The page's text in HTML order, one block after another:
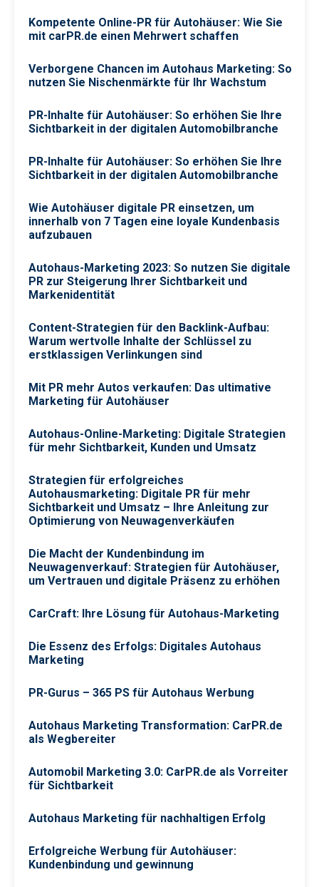
Kompetente Online-PR für Autohäuser: Wie Sie
mit carPR.de einen Mehrwert schaffen
Verborgene Chancen im Autohaus Marketing: So
nutzen Sie Nischenmärkte für Ihr Wachstum
PR-Inhalte für Autohäuser: So erhöhen Sie Ihre
Sichtbarkeit in der digitalen Automobilbranche
PR-Inhalte für Autohäuser: So erhöhen Sie Ihre
Sichtbarkeit in der digitalen Automobilbranche
Wie Autohäuser digitale PR einsetzen, um
innerhalb von 7 Tagen eine loyale Kundenbasis
aufzubauen
Autohaus-Marketing 2023: So nutzen Sie digitale
PR zur Steigerung Ihrer Sichtbarkeit und
Markenidentität
Content-Strategien für den Backlink-Aufbau:
Warum wertvolle Inhalte der Schlüssel zu
erstklassigen Verlinkungen sind
Mit PR mehr Autos verkaufen: Das ultimative
Marketing für Autohäuser
Autohaus-Online-Marketing: Digitale Strategien
für mehr Sichtbarkeit, Kunden und Umsatz
Strategien für erfolgreiches
Autohausmarketing: Digitale PR für mehr
Sichtbarkeit und Umsatz – Ihre Anleitung zur
Optimierung von Neuwagenverkäufen
Die Macht der Kundenbindung im
Neuwagenverkauf: Strategien für Autohäuser,
um Vertrauen und digitale Präsenz zu erhöhen
CarCraft: Ihre Lösung für Autohaus-Marketing
Die Essenz des Erfolgs: Digitales Autohaus
Marketing
PR-Gurus – 365 PS für Autohaus Werbung
Autohaus Marketing Transformation: CarPR.de
als Wegbereiter
Automobil Marketing 3.0: CarPR.de als Vorreiter
für Sichtbarkeit
Autohaus Marketing für nachhaltigen Erfolg
Erfolgreiche Werbung für Autohäuser:
Kundenbindung und gewinnung